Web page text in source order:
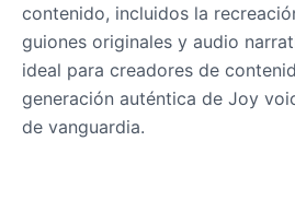
contenido, incluidos la
guiones originales y audio
ideal para creadores de
generación auténtica de Joy
de vanguardia.